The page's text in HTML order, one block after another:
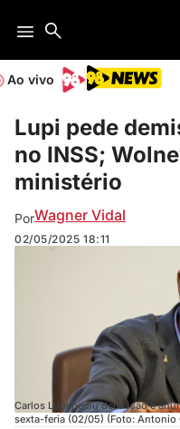
Ao vivo
Lupi pede
no INSS;
ministério
PorWagner Vidal
02/05/2025 18:11
Carlos Lupi pediu demissão e
sexta-feria (02/05) (Foto: Antonio